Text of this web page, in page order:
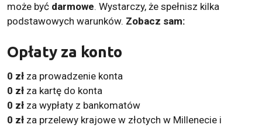
może być darmowe. Wystarczy, że spełnisz kilka
podstawowych warunków. Zobacz sam:
Opłaty za konto
0 zł za prowadzenie konta
0 zł za kartę do konta
0 zł za wypłaty z bankomatów
0 zł za przelewy krajowe w złotych w Millenecie i